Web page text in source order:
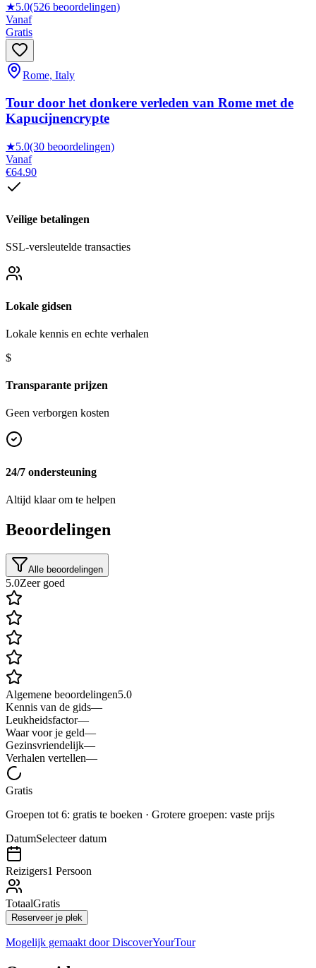
★5.0(526 beoordelingen)
Vanaf
Gratis
Rome, Italy
Tour door het donkere verleden van Rome met de
Kapucijnencrypte
★5.0(30 beoordelingen)
Vanaf
€64.90
Veilige betalingen
SSL-versleutelde transacties
Lokale gidsen
Lokale kennis en echte verhalen
$
Transparante prijzen
Geen verborgen kosten
24/7 ondersteuning
Altijd klaar om te helpen
Beoordelingen
Alle beoordelingen
5.0Zeer goed
Algemene beoordelingen5.0
Kennis van de gids—
Leukheidsfactor—
Waar voor je geld—
Gezinsvriendelijk—
Verhalen vertellen—
Gratis
Groepen tot 6: gratis te boeken · Grotere groepen: vaste prijs
DatumSelecteer datum
Reizigers1 Persoon
TotaalGratis
Reserveer je plek
Mogelijk gemaakt doorDiscoverYourTour